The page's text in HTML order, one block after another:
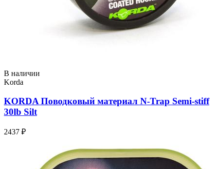
В наличии
Korda
KORDA Поводковый материал N-Trap Semi-stiff
30lb Silt
2437 ₽